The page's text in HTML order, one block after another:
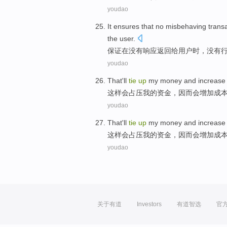
youdao
It ensures that no misbehaving
the user.
保证在没有响应返回给用户时 ，没有
youdao
That'll tie up my money and increase
这样会占压我的资金 ， 因而会增加成
youdao
That'll tie up my money and increase
这样会占压我的资金 ， 因而会增加成
youdao
关于有道 Investors 有道智选 官